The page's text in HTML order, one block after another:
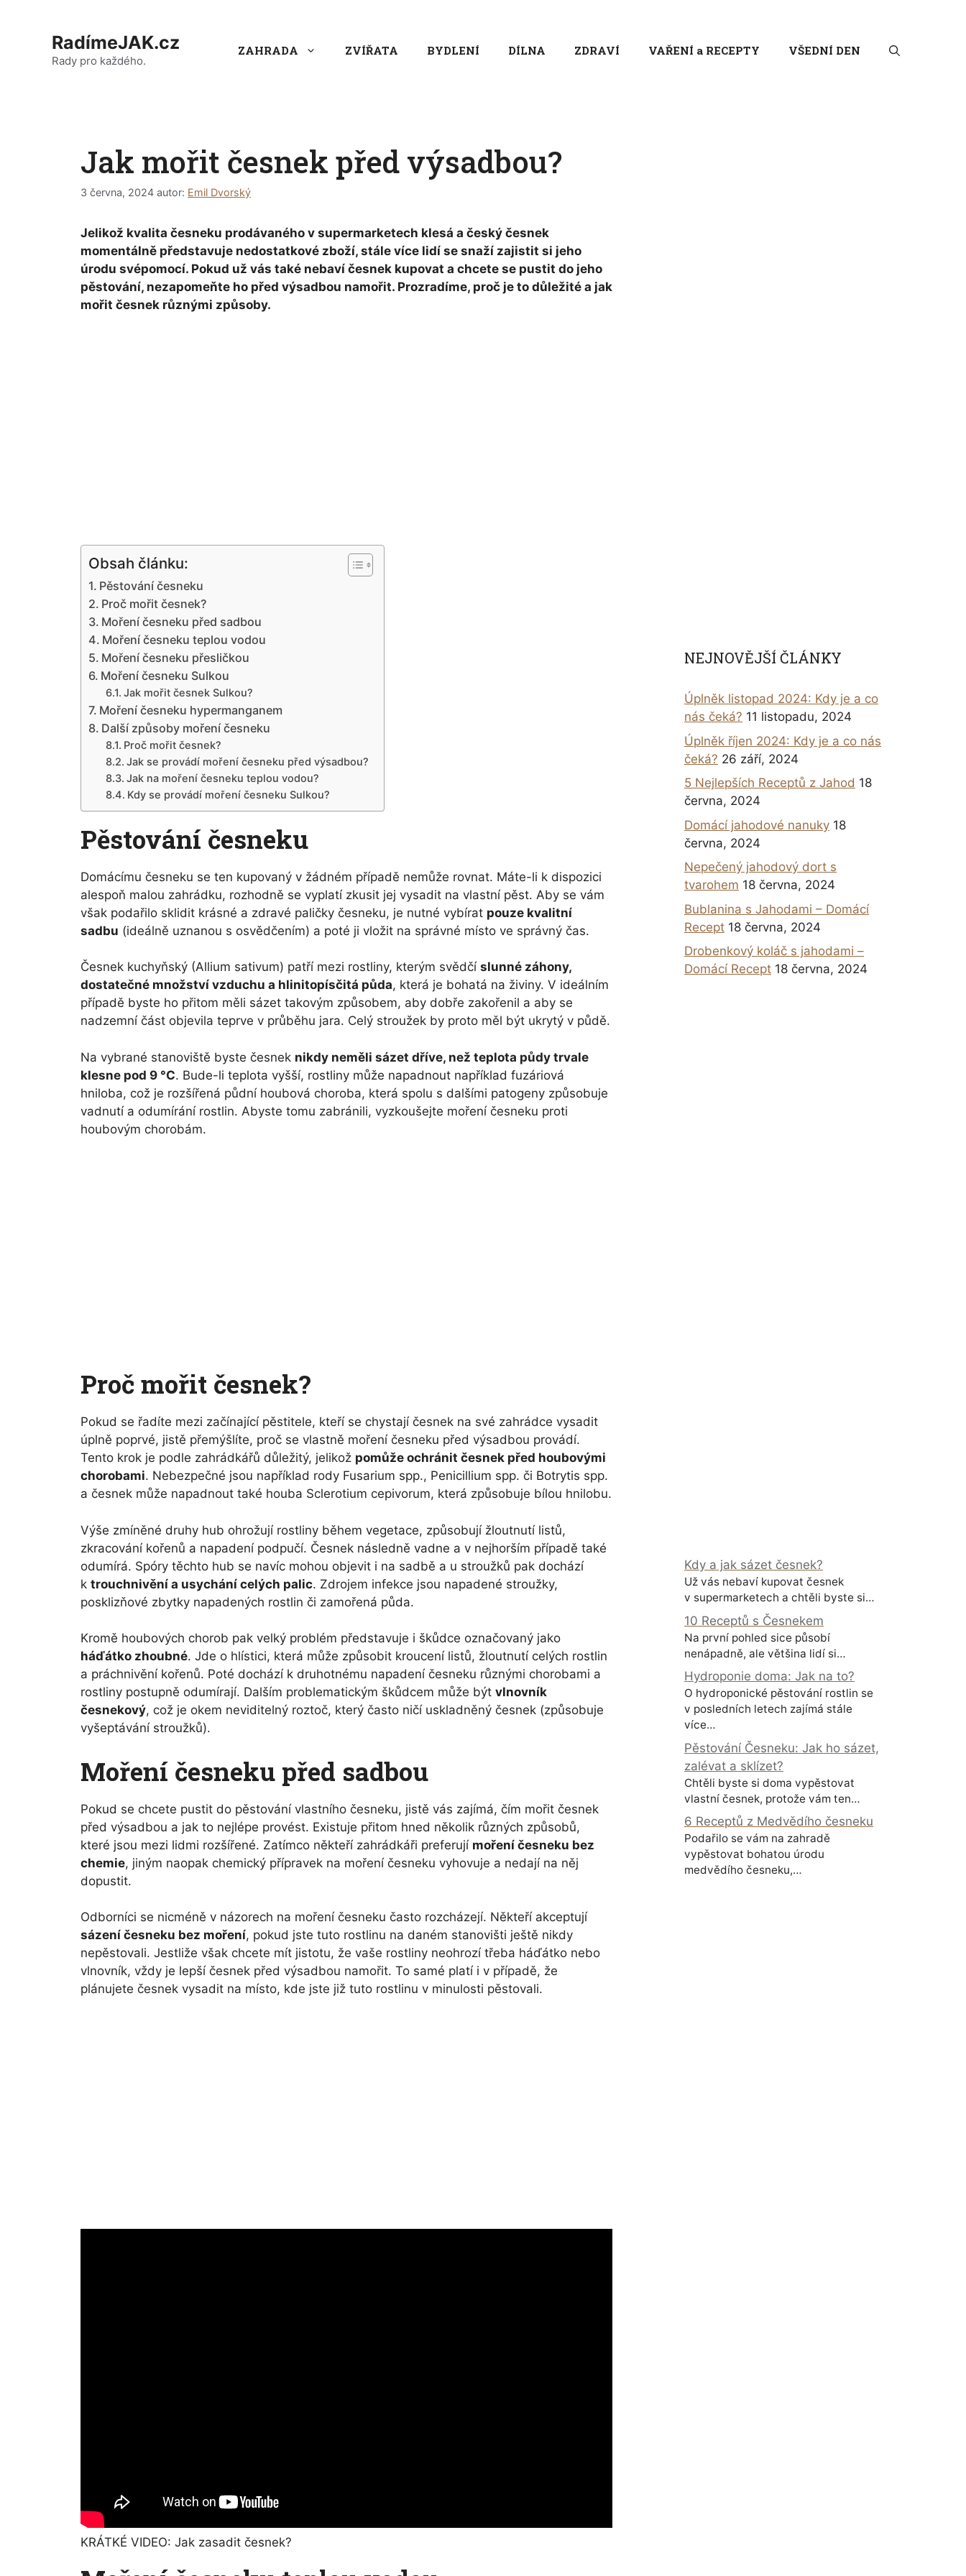
RadímeJAK.cz
Rady pro každého.
ZAHRADA ZVÍŘATA BYDLENÍ DÍLNA ZDRAVÍ VAŘENÍ a RECEPTY VŠEDNÍ DEN
Jak mořit česnek před výsadbou?
3 června, 2024 autor: Emil Dvorský
Jelikož kvalita česneku prodávaného v supermarketech klesá a český česnek
momentálně představuje nedostatkové zboží, stále více lidí se snaží zajistit si jeho
úrodu svépomocí. Pokud už vás také nebaví česnek kupovat a chcete se pustit do jeho
pěstování, nezapomeňte ho před výsadbou namořit. Prozradíme, proč je to důležité a jak
mořit česnek různými způsoby.
Obsah článku:
Pěstování česneku
Proč mořit česnek?
Moření česneku před sadbou
Moření česneku teplou vodou
Moření česneku přesličkou
Moření česneku Sulkou
Jak mořit česnek Sulkou?
Moření česneku hypermanganem
Další způsoby moření česneku
Proč mořit česnek?
Jak se provádí moření česneku před výsadbou?
Jak na moření česneku teplou vodou?
Kdy se provádí moření česneku Sulkou?
Pěstování česneku
Domácímu česneku se ten kupovaný v žádném případě nemůže rovnat. Máte-li k dispozici
alespoň malou zahrádku, rozhodně se vyplatí zkusit jej vysadit na vlastní pěst. Aby se vám
však podařilo sklidit krásné a zdravé paličky česneku, je nutné vybírat pouze kvalitní
sadbu (ideálně uznanou s osvědčením) a poté ji vložit na správné místo ve správný čas.
Česnek kuchyňský (Allium sativum) patří mezi rostliny, kterým svědčí slunné záhony,
dostatečné množství vzduchu a hlinitopísčitá půda, která je bohatá na živiny. V ideálním
případě byste ho přitom měli sázet takovým způsobem, aby dobře zakořenil a aby se
nadzemní část objevila teprve v průběhu jara. Celý stroužek by proto měl být ukrytý v půdě.
Na vybrané stanoviště byste česnek nikdy neměli sázet dříve, než teplota půdy trvale
klesne pod 9 °C. Bude-li teplota vyšší, rostliny může napadnout například fuzáriová
hniloba, což je rozšířená půdní houbová choroba, která spolu s dalšími patogeny způsobuje
vadnutí a odumírání rostlin. Abyste tomu zabránili, vyzkoušejte moření česneku proti
houbovým chorobám.
Proč mořit česnek?
Pokud se řadíte mezi začínající pěstitele, kteří se chystají česnek na své zahrádce vysadit
úplně poprvé, jistě přemýšlíte, proč se vlastně moření česneku před výsadbou provádí.
Tento krok je podle zahrádkářů důležitý, jelikož pomůže ochránit česnek před houbovými
chorobami. Nebezpečné jsou například rody Fusarium spp., Penicillium spp. či Botrytis spp.
a česnek může napadnout také houba Sclerotium cepivorum, která způsobuje bílou hnilobu.
Výše zmíněné druhy hub ohrožují rostliny během vegetace, způsobují žloutnutí listů,
zkracování kořenů a napadení podpučí. Česnek následně vadne a v nejhorším případě také
odumírá. Spóry těchto hub se navíc mohou objevit i na sadbě a u stroužků pak dochází
k trouchnivění a usychání celých palic. Zdrojem infekce jsou napadené stroužky,
posklizňové zbytky napadených rostlin či zamořená půda.
Kromě houbových chorob pak velký problém představuje i škůdce označovaný jako
háďátko zhoubné. Jde o hlístici, která může způsobit kroucení listů, žloutnutí celých rostlin
a práchnivění kořenů. Poté dochází k druhotnému napadení česneku různými chorobami a
rostliny postupně odumírají. Dalším problematickým škůdcem může být vlnovník
česnekový, což je okem neviditelný roztoč, který často ničí uskladněný česnek (způsobuje
vyšeptávání stroužků).
Moření česneku před sadbou
Pokud se chcete pustit do pěstování vlastního česneku, jistě vás zajímá, čím mořit česnek
před výsadbou a jak to nejlépe provést. Existuje přitom hned několik různých způsobů,
které jsou mezi lidmi rozšířené. Zatímco někteří zahrádkáři preferují moření česneku bez
chemie, jiným naopak chemický přípravek na moření česneku vyhovuje a nedají na něj
dopustit.
Odborníci se nicméně v názorech na moření česneku často rozcházejí. Někteří akceptují
sázení česneku bez moření, pokud jste tuto rostlinu na daném stanovišti ještě nikdy
nepěstovali. Jestliže však chcete mít jistotu, že vaše rostliny neohrozí třeba háďátko nebo
vlnovník, vždy je lepší česnek před výsadbou namořit. To samé platí i v případě, že
plánujete česnek vysadit na místo, kde jste již tuto rostlinu v minulosti pěstovali.
KRÁTKÉ VIDEO: Jak zasadit česnek?
NEJNOVĚJŠÍ ČLÁNKY
Úplněk listopad 2024: Kdy je a co
nás čeká? 11 listopadu, 2024
Úplněk říjen 2024: Kdy je a co nás
čeká? 26 září, 2024
5 Nejlepších Receptů z Jahod 18
června, 2024
Domácí jahodové nanuky 18
června, 2024
Nepečený jahodový dort s
tvarohem 18 června, 2024
Bublanina s Jahodami – Domácí
Recept 18 června, 2024
Drobenkový koláč s jahodami –
Domácí Recept 18 června, 2024
Kdy a jak sázet česnek?
Už vás nebaví kupovat česnek
v supermarketech a chtěli byste si…
10 Receptů s Česnekem
Na první pohled sice působí
nenápadně, ale většina lidí si…
Hydroponie doma: Jak na to?
O hydroponické pěstování rostlin se
v posledních letech zajímá stále
více…
Pěstování Česneku: Jak ho sázet,
zalévat a sklízet?
Chtěli byste si doma vypěstovat
vlastní česnek, protože vám ten…
6 Receptů z Medvědího česneku
Podařilo se vám na zahradě
vypěstovat bohatou úrodu
medvědího česneku,…